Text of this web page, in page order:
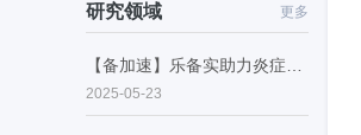
研究领域 更多
2025-05-23